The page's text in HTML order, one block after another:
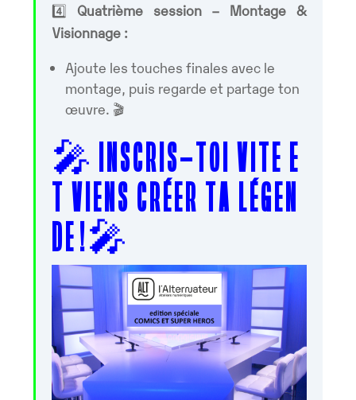
4️⃣Quatrième session – Montage &
Visionnage :
Ajoute les touches finales avec le
montage, puis regarde et partage ton
œuvre. 🎬
🎤 I N S C R I S – T O I V I T E E
T V I E N S C R É E R T A L É G E N
D E !🎤